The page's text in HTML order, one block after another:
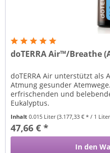
doTERRA Air™/Breathe
doTERRA Air unterstützt als
Atmung gesunder
erfrischenden und
Eukalyptus.
Inhalt0.015 Liter(3.177,33 € * / 1
47,66 € *
In den